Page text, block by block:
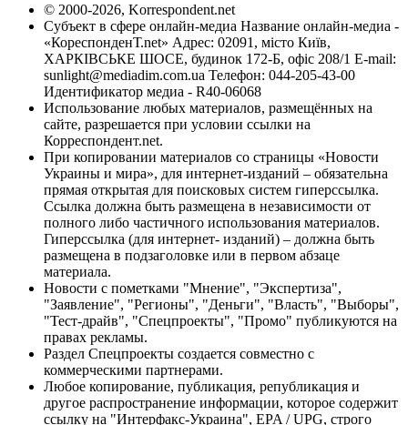
© 2000-2026, Korrespondent.net
Субъект в сфере онлайн-медиа Название онлайн-медиа -
«КореспонденТ.net» Адрес: 02091, місто Київ,
ХАРКІВСЬКЕ ШОСЕ, будинок 172-Б, офіс 208/1 E-mail:
sunlight@mediadim.com.ua Телефон: 044-205-43-00
Идентификатор медиа - R40-06068
Использование любых материалов, размещённых на
сайте, разрешается при условии ссылки на
Корреспондент.net.
При копировании материалов со страницы «Новости
Украины и мира», для интернет-изданий – обязательна
прямая открытая для поисковых систем гиперссылка.
Ссылка должна быть размещена в независимости от
полного либо частичного использования материалов.
Гиперссылка (для интернет- изданий) – должна быть
размещена в подзаголовке или в первом абзаце
материала.
Новости с пометками "Мнение", "Экспертиза",
"Заявление", "Регионы", "Деньги", "Власть", "Выборы",
"Тест-драйв", "Спецпроекты", "Промо" публикуются на
правах рекламы.
Раздел Спецпроекты создается совместно с
коммерческими партнерами.
Любое копирование, публикация, републикация и
другое распространение информации, которое содержит
ссылку на "Интерфакс-Украина", EPA / UPG, строго